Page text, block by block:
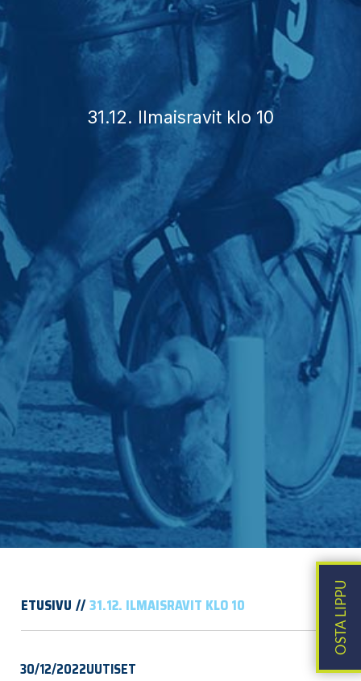
31.12. Ilmaisravit klo 10
ETUSIVU 31.12. ILMAISRAVIT KLO 10
30/12/2022UUTISET